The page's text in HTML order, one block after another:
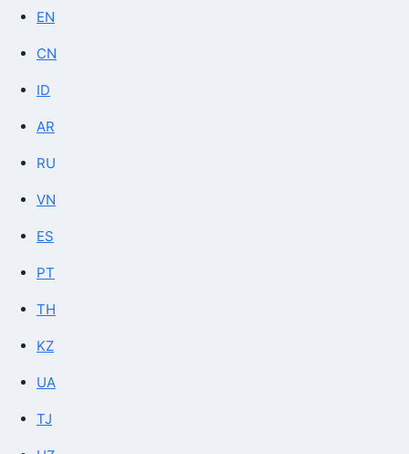
EN
CN
ID
AR
RU
VN
ES
PT
TH
KZ
UA
TJ